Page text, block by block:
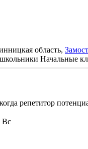
область,
Начальные
репетитор
Вс